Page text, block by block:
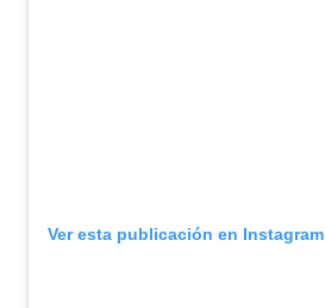
Ver esta publicación en Instagram